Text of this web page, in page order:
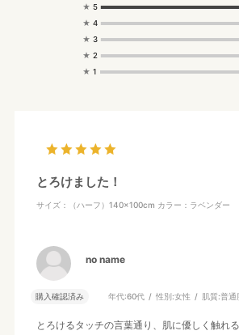
★ 5
★ 4
★ 3
★ 2
★ 1
とろけました！
サイズ：（ハーフ）140×100cm カラー：ラベンダー
no name
購入確認済み 年代:60代 性別:女性 肌質:普通
とろけるタッチの言葉通り、肌に優しく触れ